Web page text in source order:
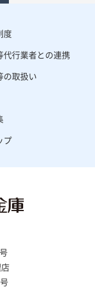
度
代行業者との連携
の取扱い
プ